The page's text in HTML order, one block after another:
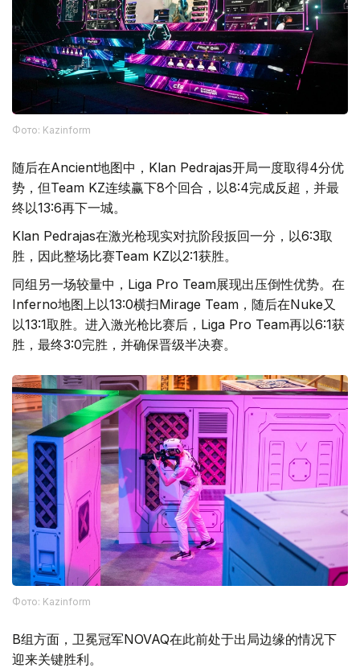
Фото: Kazinform
随后在Ancient地图中，Klan Pedrajas开局一度取得4分优
势，但Team KZ连续赢下8个回合，以8:4完成反超，并最
终以13:6再下一城。
Klan Pedrajas在激光枪现实对抗阶段扳回一分，以6:3取
胜，因此整场比赛Team KZ以2:1获胜。
同组另一场较量中，Liga Pro Team展现出压倒性优势。在
Inferno地图上以13:0横扫Mirage Team，随后在Nuke又
以13:1取胜。进入激光枪比赛后，Liga Pro Team再以6:1获
胜，最终3:0完胜，并确保晋级半决赛。
Фото: Kazinform
B组方面，卫冕冠军NOVAQ在此前处于出局边缘的情况下
迎来关键胜利。